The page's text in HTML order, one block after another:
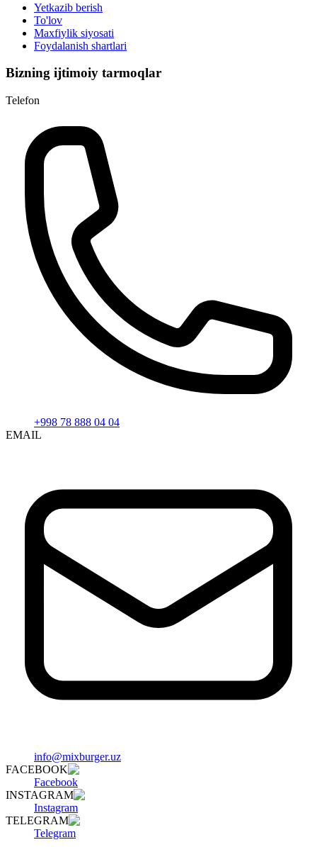
Yetkazib berish
To'lov
Maxfiylik siyosati
Foydalanish shartlari
Bizning ijtimoiy tarmoqlar
Telefon
+998 78 888 04 04
EMAIL
info@mixburger.uz
FACEBOOK
Facebook
INSTAGRAM
Instagram
TELEGRAM
Telegram